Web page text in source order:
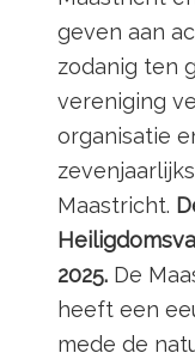
geven aan
zodanig ten
vereniging
organisatie
Maastricht.
2025. De
heeft een
mede de